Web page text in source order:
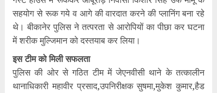
सहयोग से रूक गये व आगे की वारदात करने की प्लानिंग बना रहे
थे। बीकानेर पुलिस ने तत्परता से आरोपियों का पीछा कर घटना
में शरीक मुल्जिमान को दस्तयाब कर लिया।
इस टीम को मिली सफलता
पुलिस की ओर से गठित टीम में जेएनवीसी थाने के तत्कालीन
थानाधिकारी महावीर प्रसाद,उपनिरीक्षक सुषमा,मुकेश कुमार,हैड